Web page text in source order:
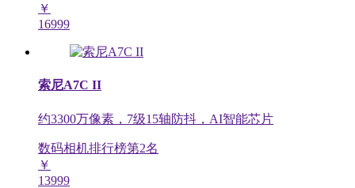
￥
16999
索尼A7C II
约3300万像素，7级15轴防抖，AI智能芯片
数码相机排行榜第2名
￥
13999